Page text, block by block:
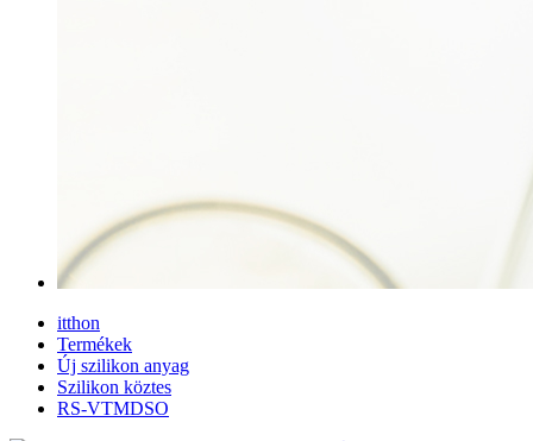
itthon
Termékek
Új szilikon anyag
Szilikon köztes
RS-VTMDSO